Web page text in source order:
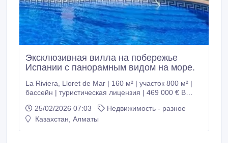
Экcклюзивная вилла на побережье
Испании с панорамным видом на море.
La Riviera, Lloret de Mar | 160 м² | участок 800 м² |
бассейн | туристическая лицензия | 469 000 € В
курортных городов побережья Коста-Брава —
Льорет-де-Мар — предлагается к продаже вилла с
25/02/2026 07:03
Недвижимость - разное
Казахстан, Алматы